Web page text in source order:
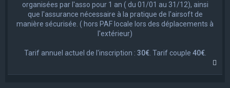
organisées par l'asso pour 1 an ( du 01/01 au 31/12), ainsi
que l'assurance nécessaire à la pratique de l'airsoft de
manière sécurisée. ( hors PAF locale lors des déplacements à
l'extérieur)
Tarif annuel actuel de l'inscription : 30€. Tarif couple 40€.